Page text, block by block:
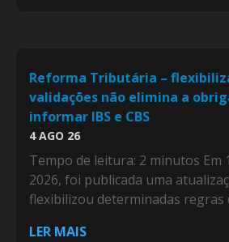
Reforma Tributária –
validações não elimina a
informar IBS e CBS
4 AGO 26
Tempo de leitura: 2 minutos Em
2026, foi publicada uma
flexibilizou determinadas regras
LER MAIS